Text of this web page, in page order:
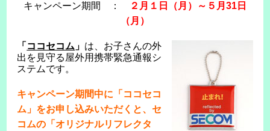
キャンペーン期間 ：
２月１日（月）～５月31日
（月）
「 ココセコム 」 は、お子さんの外
出を見守る屋外用携帯緊急通報シ
ステムです。
キャンペーン期間中に「ココセコ
ム」をお申し込みいただくと、セ
コムの「オリジナルリフレクタ